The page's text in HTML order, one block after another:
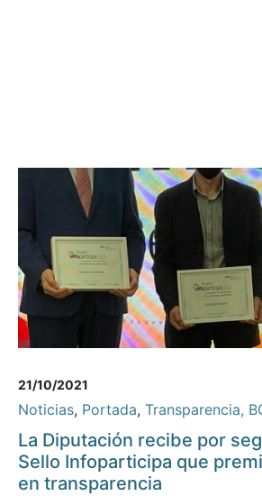
21/10/2021
Noticias, Portada, Transparencia,
La Diputación recibe por
Sello Infoparticipa que
en transparencia